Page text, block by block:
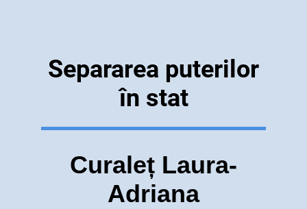
Separarea puterilor
în stat
Curaleț Laura-
Adriana